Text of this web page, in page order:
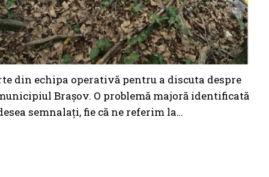
din echipa operativă pentru a discuta despre
Brașov. O problemă majoră identificată
semnalați, fie că ne referim la…